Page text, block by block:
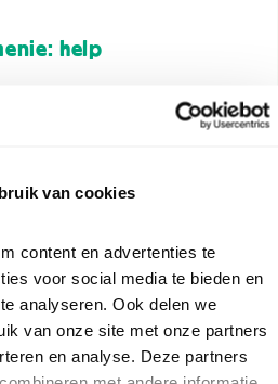
van cookies
content en advertenties te
voor social media te bieden en
analyseren. Ook delen we
van onze site met onze partners
en analyse. Deze partners
help
met staatssecretaris